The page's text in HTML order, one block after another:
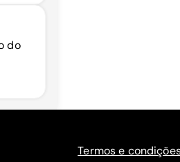
do
Termos e